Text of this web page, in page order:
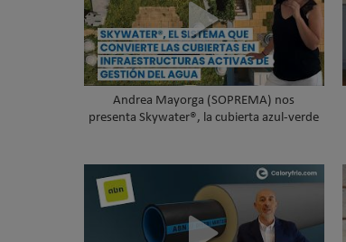
Andrea Mayorga (SOPREMA) nos
presenta Skywater®, la cubierta azul-verde